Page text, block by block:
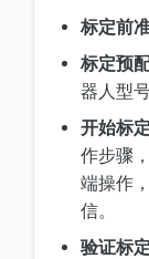
标定前
标定预
器人型
开始标
作步骤
端操作
信。
验证标